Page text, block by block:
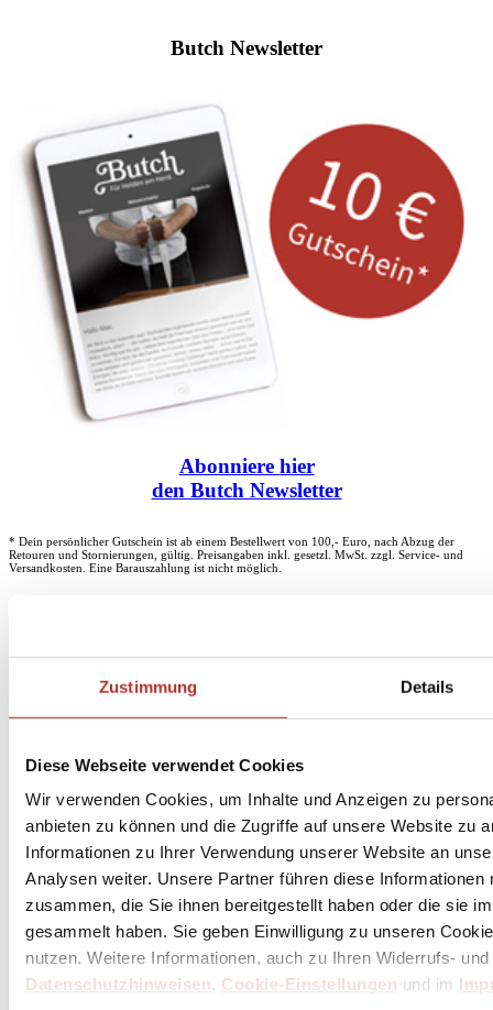
Zustimmung Details
Diese Webseite verwendet Cookies
Wir verwenden Cookies, um Inhalte und Anzeigen zu
anbieten zu können und die Zugriffe auf unsere Website zu
Informationen zu Ihrer Verwendung unserer Website an
Analysen weiter. Unsere Partner führen diese
zusammen, die Sie ihnen bereitgestellt haben oder die sie
gesammelt haben. Sie geben Einwilligung zu unseren
nutzen. Weitere Informationen, auch zu Ihren Widerrufs-
Datenschutzhinweisen, Cookie-Einstellungen und im
Butch Newsletter
Abonniere hier
den Butch Newsletter
* Dein persönlicher Gutschein ist ab einem Bestellwert von 100,- Euro, nach Abzug der
Retouren und Stornierungen, gültig. Preisangaben inkl. gesetzl. MwSt. zzgl. Service- und
Versandkosten. Eine Barauszahlung ist nicht möglich.
Unser Dankeschön für deinen Einkauf ab 100 €